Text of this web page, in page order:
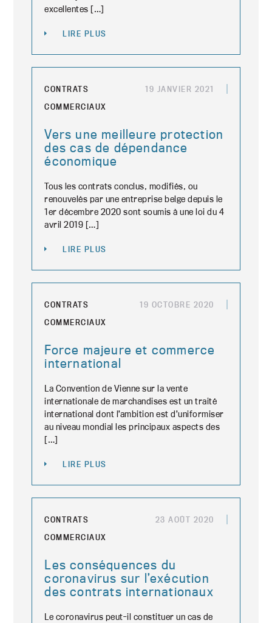
excellentes […]
LIRE PLUS
CONTRATS
COMMERCIAUX
19 JANVIER 2021
Vers une meilleure protection
des cas de dépendance
économique
Tous les contrats conclus, modifiés, ou
renouvelés par une entreprise belge depuis le
1er décembre 2020 sont soumis à une loi du 4
avril 2019 […]
LIRE PLUS
CONTRATS
COMMERCIAUX
19 OCTOBRE 2020
Force majeure et commerce
international
La Convention de Vienne sur la vente
internationale de marchandises est un traité
international dont l’ambition est d’uniformiser
au niveau mondial les principaux aspects des
[…]
LIRE PLUS
CONTRATS
COMMERCIAUX
23 AOÛT 2020
Les conséquences du
coronavirus sur l’exécution
des contrats internationaux
Le coronavirus peut-il constituer un cas de